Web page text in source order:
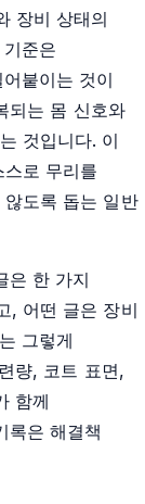
장비 상태의
준은
붙이는 것이
되는 몸 신호와
것입니다. 이
로 무리를
도록 돕는 일반
은 한 가지
, 어떤 글은 장비
그렇게
량, 코트 표면,
함께
록은 해결책